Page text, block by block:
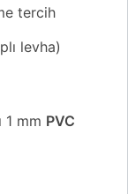
tercih
levha)
mm PVC